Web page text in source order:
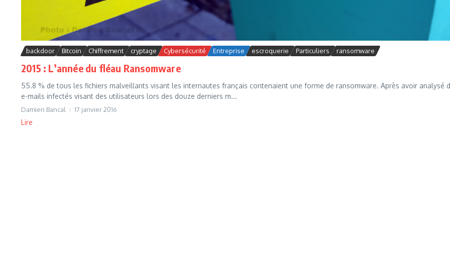
backdoor Bitcoin Chiffrement cryptage Cybersécurité Entreprise escroquerie Particuliers ransomware
2015 : L’année du fléau Ransomware
55.8 % de tous les fichiers malveillants visant les internautes français contenaient une forme de ransomware. Après avoir analysé
e-mails infectés visant des utilisateurs lors des douze derniers m...
Damien Bancal 17 janvier 2016
Lire